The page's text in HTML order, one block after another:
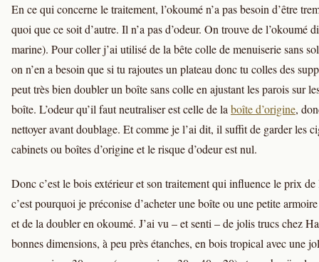
En ce qui concerne le traitement, l’okoumé n’a pas besoin d’être
quoi que ce soit d’autre. Il n’a pas d’odeur. On trouve de l’okoumé
marine). Pour coller j’ai utilisé de la bête colle de menuiserie sans
on n’en a besoin que si tu rajoutes un plateau donc tu colles des
peut très bien doubler un boîte sans colle en ajustant les parois sur
boîte. L’odeur qu’il faut neutraliser est celle de la boîte d’origine,
nettoyer avant doublage. Et comme je l’ai dit, il suffit de garder les
cabinets ou boîtes d’origine et le risque d’odeur est nul.
Donc c’est le bois extérieur et son traitement qui influence le prix de
c’est pourquoi je préconise d’acheter une boîte ou une petite
et de la doubler en okoumé. J’ai vu – et senti – de jolis trucs chez
bonnes dimensions, à peu près étanches, en bois tropical avec une